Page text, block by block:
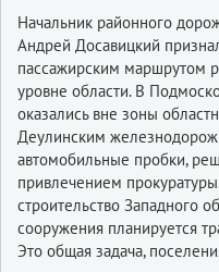
Начальник районного
Андрей Досавицкий
пассажирским маршрутом
уровне области. В
оказались вне зоны
Деулинским
автомобильные пробки,
привлечением
строительство Западного
сооружения планируется
Это общая задача,